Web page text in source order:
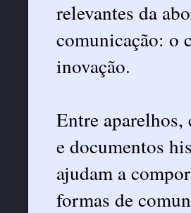
relevantes da
comunicação: o
inovação.
Entre
e documentos
ajudam a
formas de